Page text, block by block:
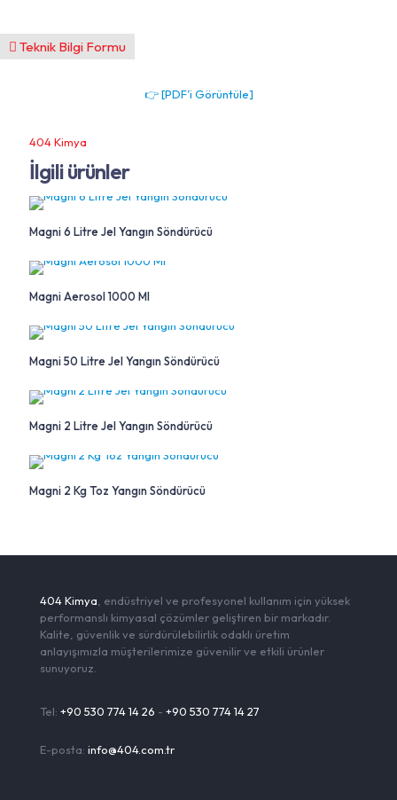
Teknik Bilgi Formu
👉 [PDF’i Görüntüle]
404 Kimya
İlgili ürünler
Magni 6 Litre Jel Yangın Söndürücü
Magni Aerosol 1000 Ml
Magni 50 Litre Jel Yangın Söndürücü
Magni 2 Litre Jel Yangın Söndürücü
Magni 2 Kg Toz Yangın Söndürücü
404 Kimya , endüstriyel ve profesyonel kullanım için yüksek
performanslı kimyasal çözümler geliştiren bir markadır.
Kalite, güvenlik ve sürdürülebilirlik odaklı üretim
anlayışımızla müşterilerimize güvenilir ve etkili ürünler
sunuyoruz.
Tel: +90 530 774 14 26 - +90 530 774 14 27
E-posta: info@404.com.tr